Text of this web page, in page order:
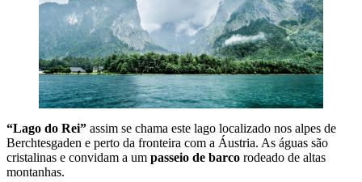
“Lago do Rei” assim se chama este lago localizado nos alpes de
Berchtesgaden e perto da fronteira com a Áustria. As águas são
cristalinas e convidam a um passeio de barco rodeado de altas
montanhas.